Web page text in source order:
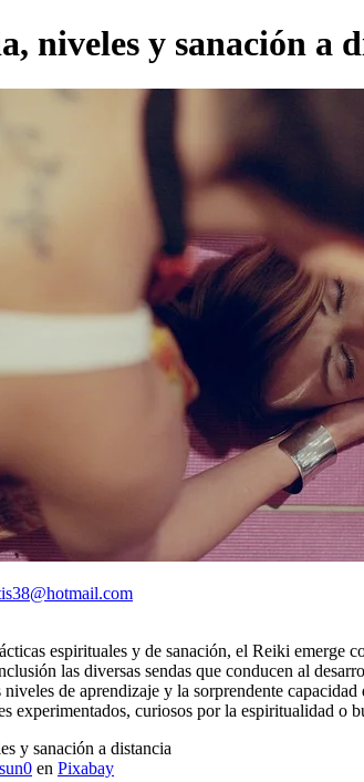
niveles y sanación a
espirituales y de sanación, el Reiki
las diversas sendas que conducen al
de aprendizaje y la sorprendente
experimentados, curiosos por la espiritualidad o
en Pixabay